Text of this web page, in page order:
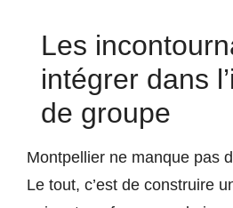
Les
intégrer dans
de groupe
Montpellier ne manque pas
Le tout, c’est de construire